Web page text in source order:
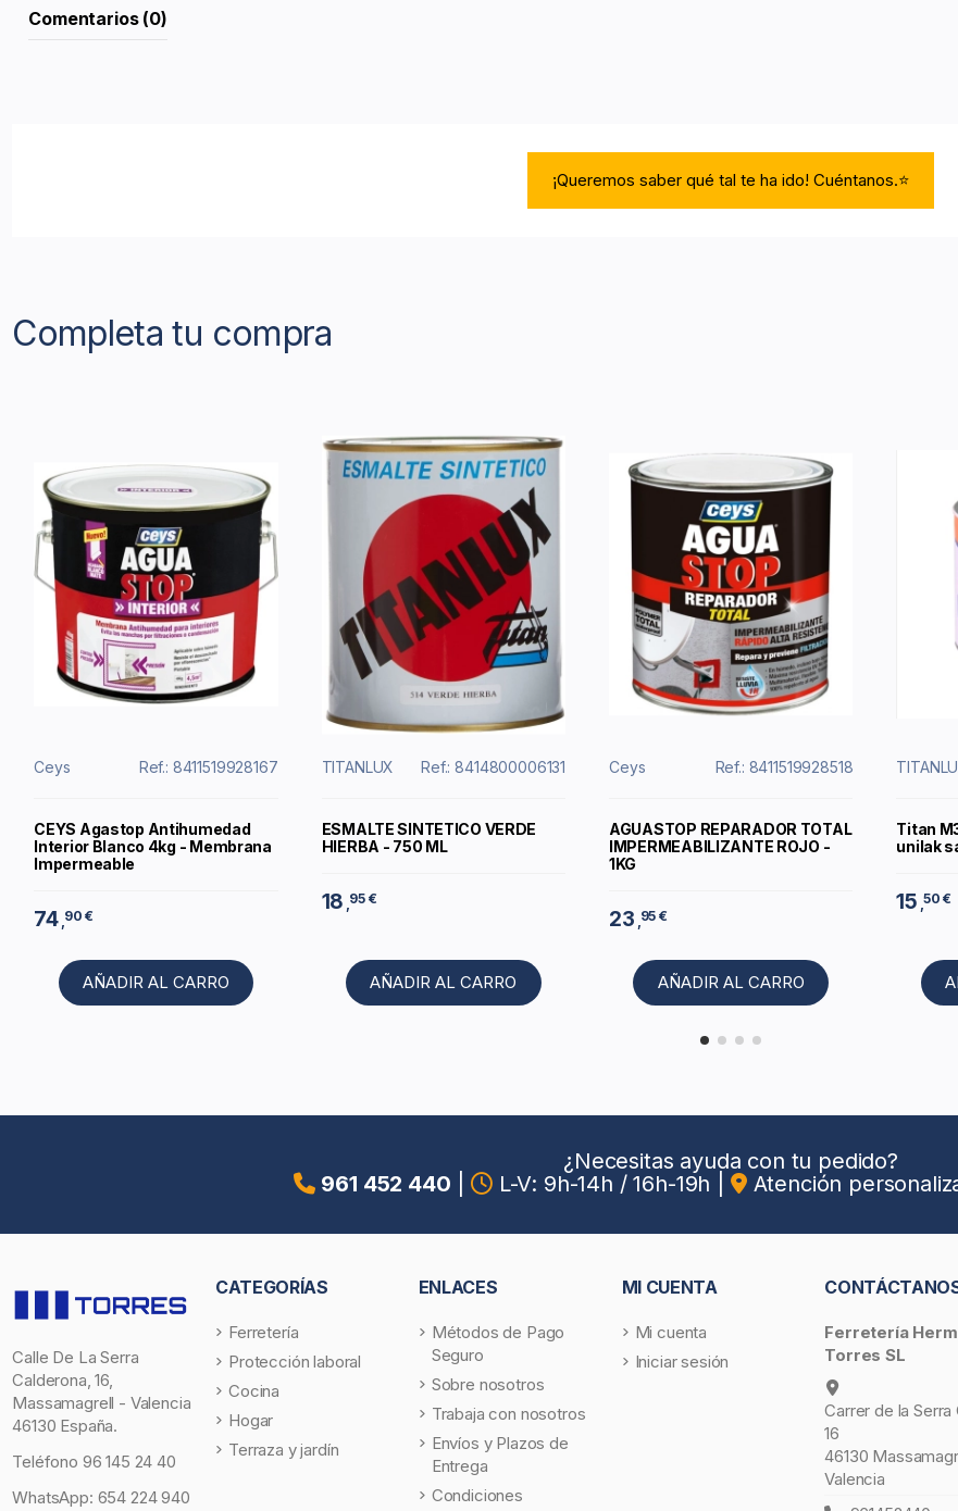
Comentarios (0)
¡Queremos saber qué tal te ha ido! Cuéntanos.⭐
Completa tu compra
Ceys Ref.: 8411519928167
CEYS Agastop Antihumedad
Interior Blanco 4kg - Membrana
Impermeable
74 90 €
AÑADIR AL CARRO
TITANLUX Ref.: 8414800006131
ESMALTE SINTETICO VERDE
HIERBA - 750 ML
18 ,95 €
AÑADIR AL CARRO
Ceys Ref.: 8411519928518
AGUASTOP REPARADOR TOTAL
IMPERMEABILIZANTE ROJO -
1KG
23 95 €
AÑADIR AL CARRO
Titan
unilak
15 ,50 €
¿Necesitas ayuda con tu pedido?
961 452 440
L-V: 9h-14h / 16h-19h Atención
Calle De La Serra
Calderona, 16,
Massamagrell - Valencia
46130 España.
Teléfono 96 145 24 40
WhatsApp: 654 224 940
CATEGORÍAS
Ferretería
Protección laboral
Cocina
Hogar
Terraza y jardín
ENLACES
Métodos de Pago
Seguro
Sobre nosotros
Trabaja con nosotros
Envíos y Plazos de
Entrega
Condiciones
MI CUENTA
Mi cuenta
Iniciar sesión
Ferretería
Torres SL
Carrer de la Serra
16
46130
Valencia